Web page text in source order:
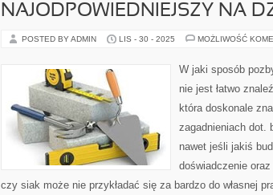
NAJODPOWIEDNIEJSZY NA
POSTED BY ADMIN LIS - 30 - 2025 MOŻLIWOŚĆ
W jaki sposób
nie jest łatwo
która doskonale
zagadnieniach dot.
nawet jeśli jakiś
doświadczenie
czy siak może nie przykładać się za bardzo do własnej